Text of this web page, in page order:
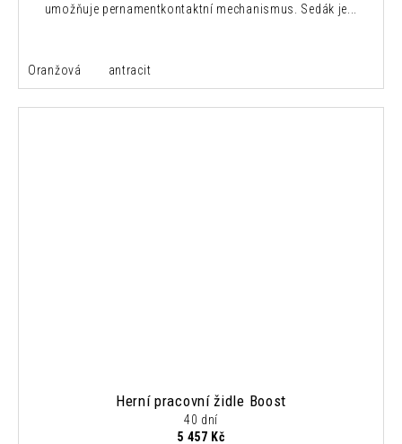
umožňuje pernamentkontaktní mechanismus. Sedák je...
Oranžová antracit
Herní pracovní židle Boost
40 dní
5 457 Kč